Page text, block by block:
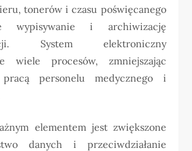
tonerów i czasu poświęcanego
wypisywanie i archiwizację
System elektroniczny
wiele procesów, zmniejszając
pracą personelu medycznego i
elementem jest zwiększone
danych i przeciwdziałanie